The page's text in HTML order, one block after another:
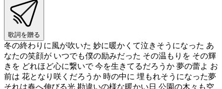
歌詞を贈る
冬の終わりに風が吹いた 妙に暖かくて泣きそうになった あ
なたの笑顔が いつでも僕の励みだった その温もりを その輝
きを どれほど心に繋いで 今を生きてるだろうか 夢の蕾よ お
前は 花となり咲くだろうか 時の中に 埋もれそうになった夢
それは春へ伸びる光 勘違いの様な暖かい日 公園の木々も空